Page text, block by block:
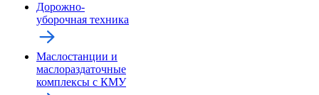
Дорожно-
уборочная техника
Маслостанции и
маслораздаточные
комплексы с КМУ